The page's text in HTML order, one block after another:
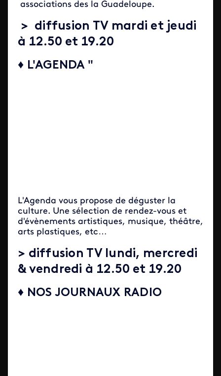
associations des la Guadeloupe.
> diffusion TV mardi et jeudi
à 12.50 et 19.20
♦ L'AGENDA "
L'Agenda vous propose de déguster la
culture. Une sélection de rendez-vous et
d'évènements artistiques, musique, théâtre,
arts plastiques, etc…
> diffusion TV lundi, mercredi
& vendredi à 12.50 et 19.20
♦ NOS JOURNAUX RADIO